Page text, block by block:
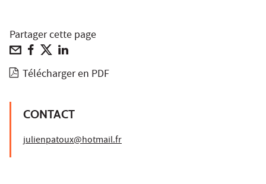
Partager cette page
Télécharger en PDF
CONTACT
julienpatoux@hotmail.fr